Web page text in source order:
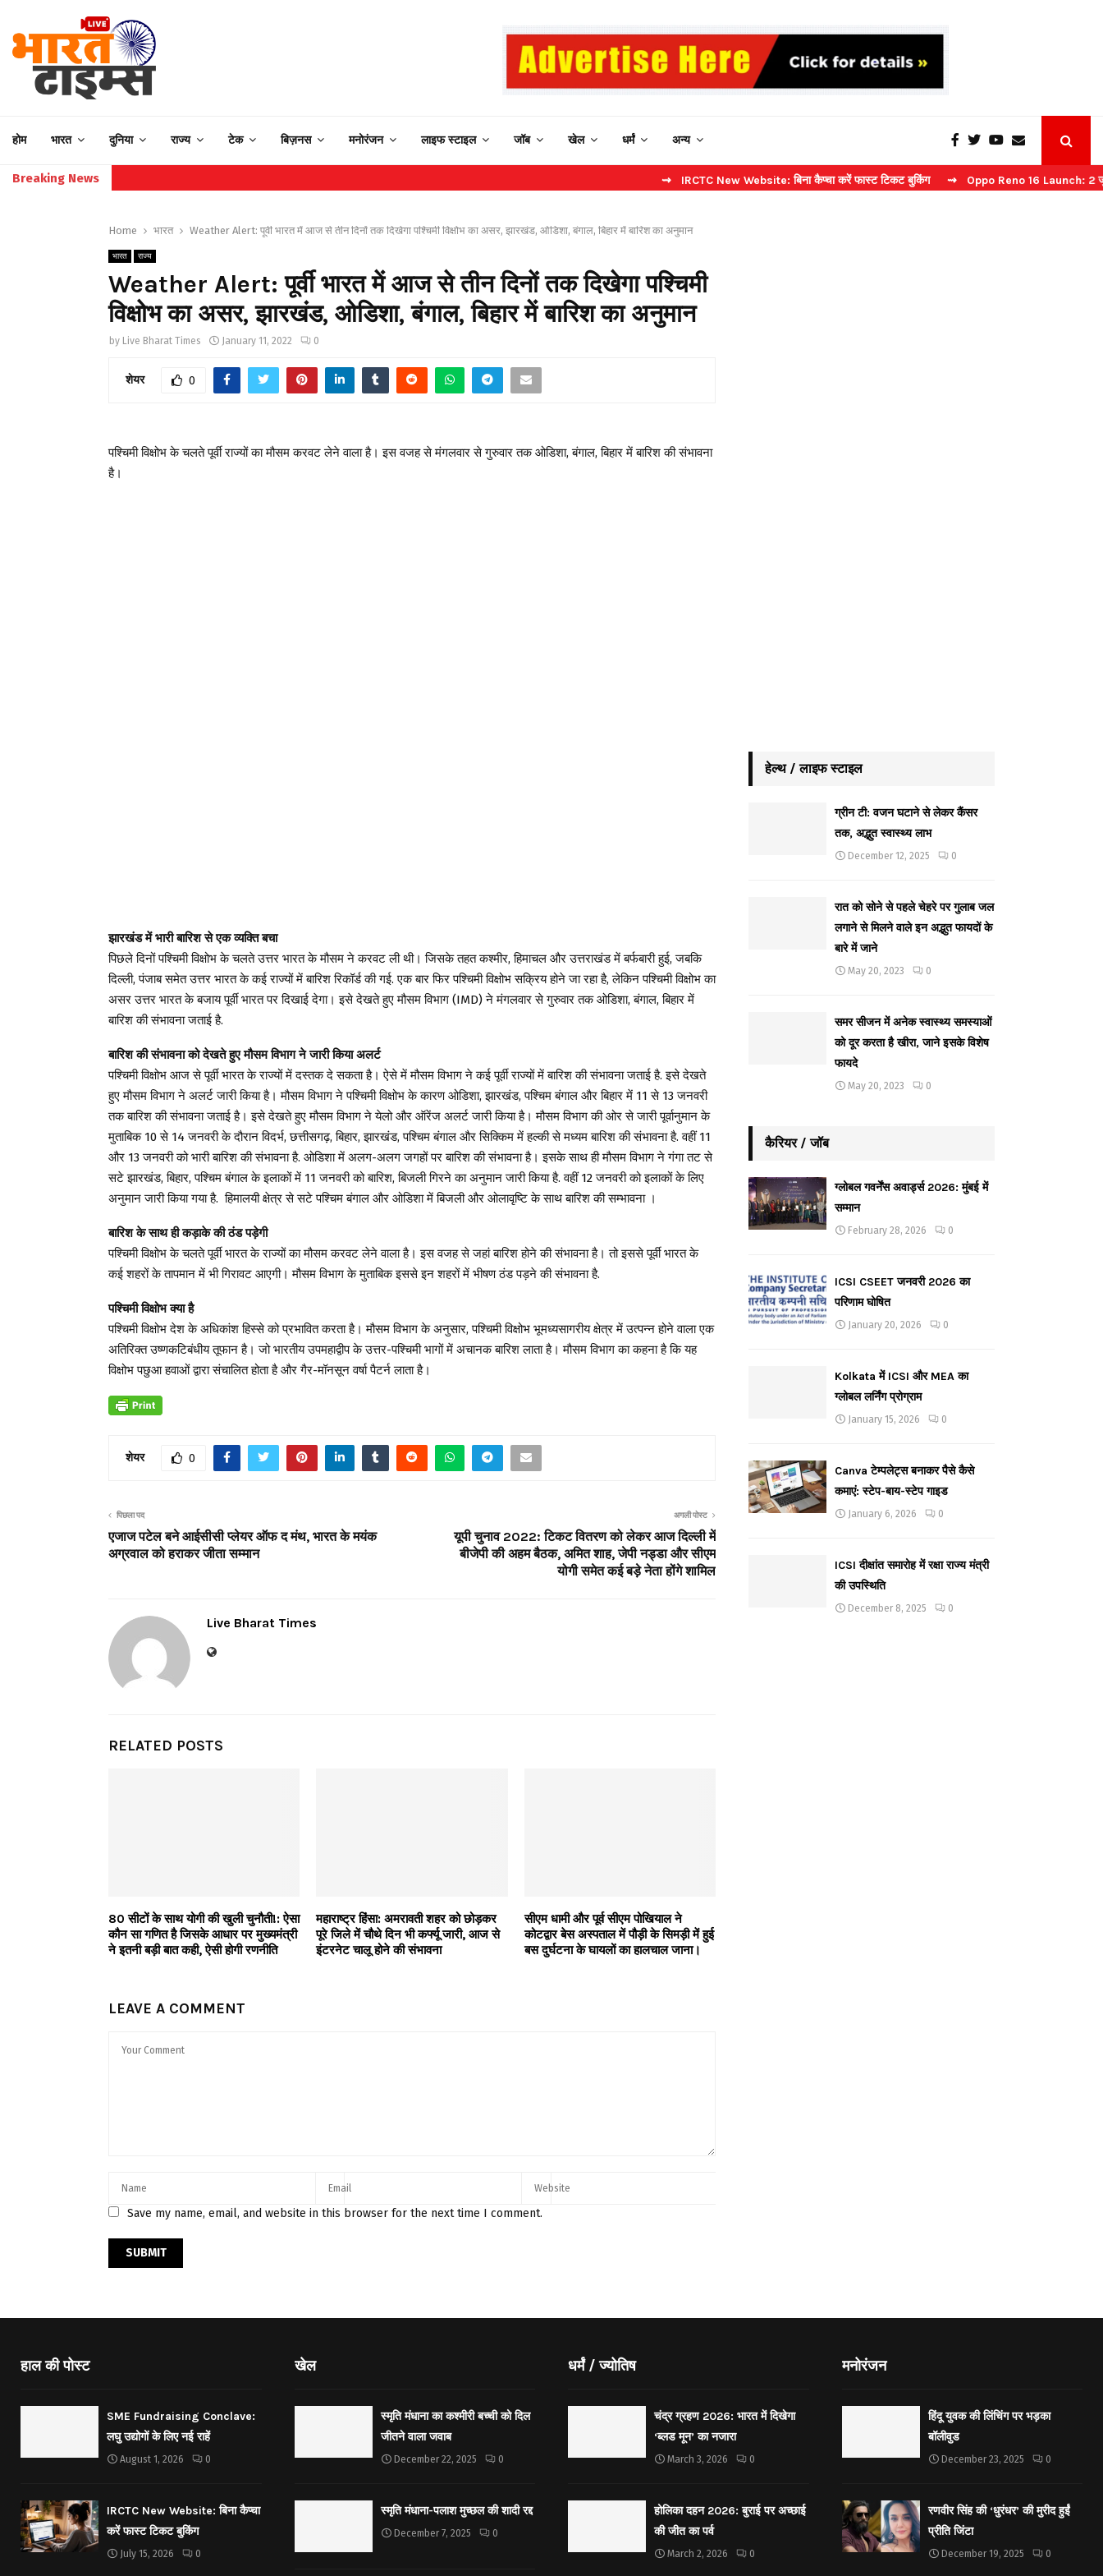
होम भारत दुनिया राज्य टेक बिज़नस मनोरंजन लाइफ स्टाइल जॉब खेल धर्मं अन्य
Breaking News ⇝ IRCTC New Website: बिना कैप्चा करें फास्ट टिकट बुकिंग ⇝ Oppo Reno 16 Launch: 2 जुलाई को
Home भारत Weather Alert: पूर्वी भारत में आज से तीन दिनों तक दिखेगा पश्चिमी विक्षोभ का असर, झारखंड, ओडिशा, बंगाल, बिहार में बारिश का अनुमान
भारत राज्य
Weather Alert: पूर्वी भारत में आज से तीन दिनों तक दिखेगा पश्चिमी
विक्षोभ का असर, झारखंड, ओडिशा, बंगाल, बिहार में बारिश का अनुमान
by Live Bharat Times January 11, 2022 0
शेयर 0
पश्चिमी विक्षोभ के चलते पूर्वी राज्यों का मौसम करवट लेने वाला है। इस वजह से मंगलवार से गुरुवार तक ओडिशा, बंगाल, बिहार में बारिश की संभावना
है।
झारखंड में भारी बारिश से एक व्यक्ति बचा
पिछले दिनों पश्चिमी विक्षोभ के चलते उत्तर भारत के मौसम ने करवट ली थी। जिसके तहत कश्मीर, हिमाचल और उत्तराखंड में बर्फबारी हुई, जबकि
दिल्ली, पंजाब समेत उत्तर भारत के कई राज्यों में बारिश रिकॉर्ड की गई. एक बार फिर पश्चिमी विक्षोभ सक्रिय होने जा रहा है, लेकिन पश्चिमी विक्षोभ का
असर उत्तर भारत के बजाय पूर्वी भारत पर दिखाई देगा। इसे देखते हुए मौसम विभाग (IMD) ने मंगलवार से गुरुवार तक ओडिशा, बंगाल, बिहार में
बारिश की संभावना जताई है.
बारिश की संभावना को देखते हुए मौसम विभाग ने जारी किया अलर्ट
पश्चिमी विक्षोभ आज से पूर्वी भारत के राज्यों में दस्तक दे सकता है। ऐसे में मौसम विभाग ने कई पूर्वी राज्यों में बारिश की संभावना जताई है. इसे देखते
हुए मौसम विभाग ने अलर्ट जारी किया है। मौसम विभाग ने पश्चिमी विक्षोभ के कारण ओडिशा, झारखंड, पश्चिम बंगाल और बिहार में 11 से 13 जनवरी
तक बारिश की संभावना जताई है। इसे देखते हुए मौसम विभाग ने येलो और ऑरेंज अलर्ट जारी किया है। मौसम विभाग की ओर से जारी पूर्वानुमान के
मुताबिक 10 से 14 जनवरी के दौरान विदर्भ, छत्तीसगढ़, बिहार, झारखंड, पश्चिम बंगाल और सिक्किम में हल्की से मध्यम बारिश की संभावना है. वहीं 11
और 13 जनवरी को भारी बारिश की संभावना है. ओडिशा में अलग-अलग जगहों पर बारिश की संभावना है। इसके साथ ही मौसम विभाग ने गंगा तट से
सटे झारखंड, बिहार, पश्चिम बंगाल के इलाकों में 11 जनवरी को बारिश, बिजली गिरने का अनुमान जारी किया है. वहीं 12 जनवरी को इलाकों के लिए
अनुमान जारी किया गया है. हिमालयी क्षेत्र से सटे पश्चिम बंगाल और ओडिशा में बिजली और ओलावृष्टि के साथ बारिश की सम्भावना ।
बारिश के साथ ही कड़ाके की ठंड पड़ेगी
पश्चिमी विक्षोभ के चलते पूर्वी भारत के राज्यों का मौसम करवट लेने वाला है। इस वजह से जहां बारिश होने की संभावना है। तो इससे पूर्वी भारत के
कई शहरों के तापमान में भी गिरावट आएगी। मौसम विभाग के मुताबिक इससे इन शहरों में भीषण ठंड पड़ने की संभावना है.
पश्चिमी विक्षोभ क्या है
पश्चिमी विक्षोभ देश के अधिकांश हिस्से को प्रभावित करता है। मौसम विभाग के अनुसार, पश्चिमी विक्षोभ भूमध्यसागरीय क्षेत्र में उत्पन्न होने वाला एक
अतिरिक्त उष्णकटिबंधीय तूफान है। जो भारतीय उपमहाद्वीप के उत्तर-पश्चिमी भागों में अचानक बारिश लाता है। मौसम विभाग का कहना है कि यह
विक्षोभ पछुआ हवाओं द्वारा संचालित होता है और गैर-मॉनसून वर्षा पैटर्न लाता है।
शेयर 0
पिछला पद
एजाज पटेल बने आईसीसी प्लेयर ऑफ द मंथ, भारत के मयंक
अग्रवाल को हराकर जीता सम्मान
अगली पोस्ट
यूपी चुनाव 2022: टिकट वितरण को लेकर आज दिल्ली में
बीजेपी की अहम बैठक, अमित शाह, जेपी नड्डा और सीएम
योगी समेत कई बड़े नेता होंगे शामिल
Live Bharat Times
RELATED POSTS
80 सीटों के साथ योगी की खुली चुनौती!: ऐसा
कौन सा गणित है जिसके आधार पर मुख्यमंत्री
ने इतनी बड़ी बात कही, ऐसी होगी रणनीति
महाराष्ट्र हिंसा: अमरावती शहर को छोड़कर
पूरे जिले में चौथे दिन भी कर्फ्यू जारी, आज से
इंटरनेट चालू होने की संभावना
सीएम धामी और पूर्व सीएम पोखियाल ने
कोटद्वार बेस अस्पताल में पौड़ी के सिमड़ी में हुई
बस दुर्घटना के घायलों का हालचाल जाना।
LEAVE A COMMENT
Save my name, email, and website in this browser for the next time I comment.
हेल्थ / लाइफ स्टाइल
ग्रीन टी: वजन घटाने से लेकर कैंसर
तक, अद्भुत स्वास्थ्य लाभ
December 12, 2025 0
रात को सोने से पहले चेहरे पर गुलाब जल
लगाने से मिलने वाले इन अद्भुत फायदों के
बारे में जाने
May 20, 2023 0
समर सीजन में अनेक स्वास्थ्य समस्याओं
को दूर करता है खीरा, जाने इसके विशेष
फायदे
May 20, 2023 0
कैरियर / जॉब
ग्लोबल गवर्नेंस अवार्ड्स 2026: मुंबई में
सम्मान
February 28, 2026 0
ICSI CSEET जनवरी 2026 का
परिणाम घोषित
January 20, 2026 0
Kolkata में ICSI और MEA का
ग्लोबल लर्निंग प्रोग्राम
January 15, 2026 0
Canva टेम्पलेट्स बनाकर पैसे कैसे
कमाएं: स्टेप-बाय-स्टेप गाइड
January 6, 2026 0
ICSI दीक्षांत समारोह में रक्षा राज्य मंत्री
की उपस्थिति
December 8, 2025 0
हाल की पोस्ट
SME Fundraising Conclave:
लघु उद्योगों के लिए नई राहें
August 1, 2026 0
IRCTC New Website: बिना कैप्चा
करें फास्ट टिकट बुकिंग
July 15, 2026 0
खेल
स्मृति मंधाना का कश्मीरी बच्ची को दिल
जीतने वाला जवाब
December 22, 2025 0
स्मृति मंधाना-पलाश मुच्छल की शादी रद्द
December 7, 2025 0
धर्मं / ज्योतिष
चंद्र ग्रहण 2026: भारत में दिखेगा
‘ब्लड मून’ का नजारा
March 3, 2026 0
होलिका दहन 2026: बुराई पर अच्छाई
की जीत का पर्व
March 2, 2026 0
मनोरंजन
हिंदू युवक की लिंचिंग पर भड़का
बॉलीवुड
December 23, 2025 0
रणवीर सिंह की ‘धुरंधर’ की मुरीद हुईं
प्रीति जिंटा
December 19, 2025 0